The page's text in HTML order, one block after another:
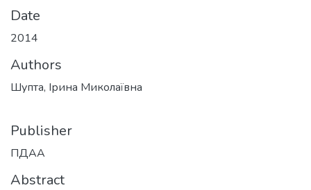
Date
2014
Authors
Шупта, Ірина Миколаївна
Publisher
ПДАА
Abstract